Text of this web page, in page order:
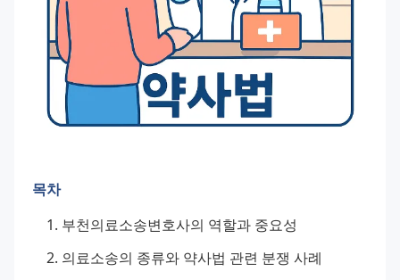
목차
부천의료소송변호사의 역할과 중요성
의료소송의 종류와 약사법 관련 분쟁 사례